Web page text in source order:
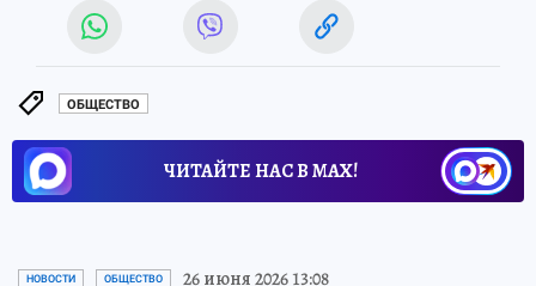
ОБЩЕСТВО
ЧИТАЙТЕ НАС В МАХ!
НОВОСТИ ОБЩЕСТВО 26 июня 2026 13:08